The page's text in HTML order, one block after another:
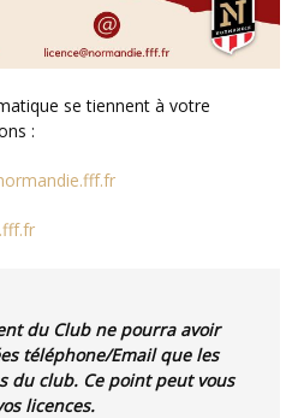
:
du Club ne pourra avoir
téléphone/Email que les
du club. Ce point peut vous
licences.